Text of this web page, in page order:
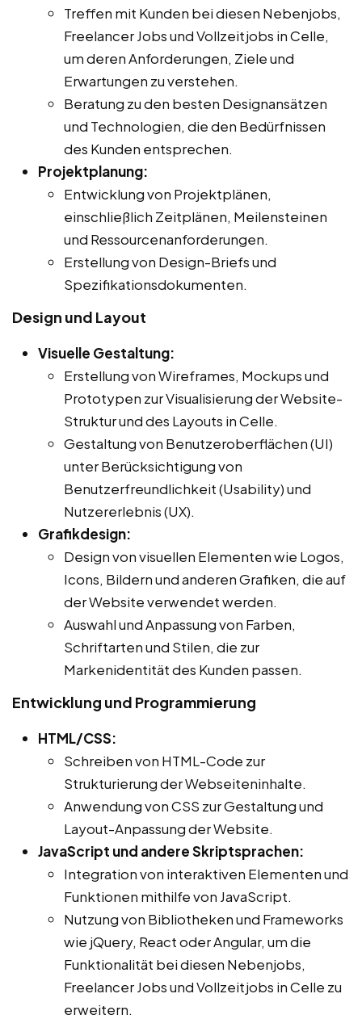
Treffen mit Kunden bei diesen Nebenjobs,
Freelancer Jobs und Vollzeitjobs in Celle,
um deren Anforderungen, Ziele und
Erwartungen zu verstehen.
Beratung zu den besten Designansätzen
und Technologien, die den Bedürfnissen
des Kunden entsprechen.
Projektplanung:
Entwicklung von Projektplänen,
einschließlich Zeitplänen, Meilensteinen
und Ressourcenanforderungen.
Erstellung von Design-Briefs und
Spezifikationsdokumenten.
Design und Layout
Visuelle Gestaltung:
Erstellung von Wireframes, Mockups und
Prototypen zur Visualisierung der Website-
Struktur und des Layouts in Celle.
Gestaltung von Benutzeroberflächen (UI)
unter Berücksichtigung von
Benutzerfreundlichkeit (Usability) und
Nutzererlebnis (UX).
Grafikdesign:
Design von visuellen Elementen wie Logos,
Icons, Bildern und anderen Grafiken, die auf
der Website verwendet werden.
Auswahl und Anpassung von Farben,
Schriftarten und Stilen, die zur
Markenidentität des Kunden passen.
Entwicklung und Programmierung
HTML/CSS:
Schreiben von HTML-Code zur
Strukturierung der Webseiteninhalte.
Anwendung von CSS zur Gestaltung und
Layout-Anpassung der Website.
JavaScript und andere Skriptsprachen:
Integration von interaktiven Elementen und
Funktionen mithilfe von JavaScript.
Nutzung von Bibliotheken und Frameworks
wie jQuery, React oder Angular, um die
Funktionalität bei diesen Nebenjobs,
Freelancer Jobs und Vollzeitjobs in Celle zu
erweitern.